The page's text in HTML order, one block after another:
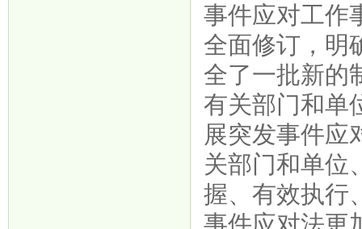
事件应对工作
全面修订，明
全了一批新的
有关部门和单
展突发事件应
关部门和单位
握、有效执行